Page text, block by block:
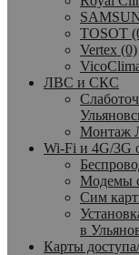
TOSOT
Vertex (0)
ЛВС и СКС
Монтаж
Wi-Fi и 4G/3G
Модемы
Сим
в
Карты